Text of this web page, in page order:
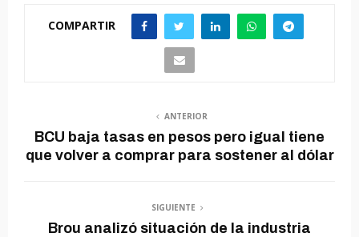
COMPARTIR
ANTERIOR
BCU baja tasas en pesos pero igual tiene
que volver a comprar para sostener al dólar
SIGUIENTE
Brou analizó situación de la industria